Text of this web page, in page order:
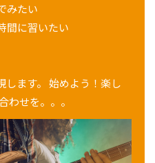
みたい
間に習いたい
します。 始めよう！楽し
わせを。。。